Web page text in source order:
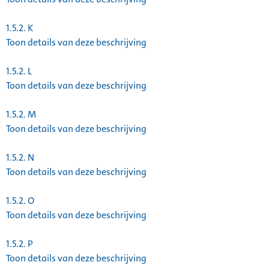
1.5.2. K
Toon details van deze beschrijving
1.5.2. L
Toon details van deze beschrijving
1.5.2.M
Toon details van deze beschrijving
1.5.2. N
Toon details van deze beschrijving
1.5.2.O
Toon details van deze beschrijving
1.5.2. P
Toon details van deze beschrijving